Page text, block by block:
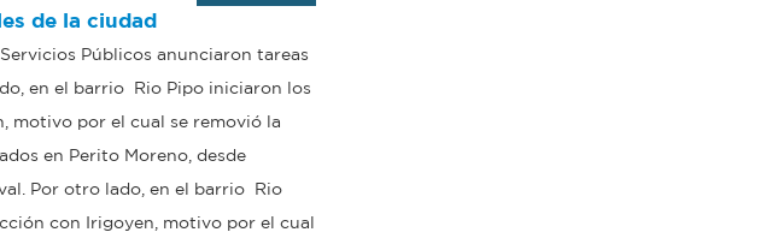
de la ciudad
Públicos anunciaron tareas
en el barrio Rio Pipo iniciaron los
motivo por el cual se removió la
en Perito Moreno, desde
Por otro lado, en el barrio Rio
con Irigoyen, motivo por el cual